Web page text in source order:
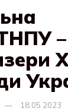
–
18.05.2023